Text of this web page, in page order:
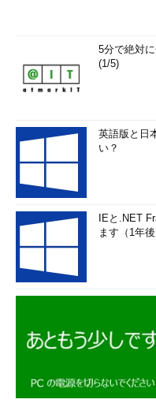
5分で絶対
(1/5)
英語版と日
い？
IEと.NET
ます（1年